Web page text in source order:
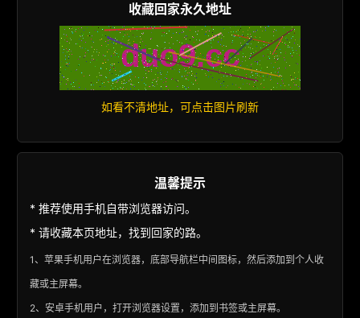
收藏回家永久地址
如看不清地址，可点击图片刷新
温馨提示
* 推荐使用手机自带浏览器访问。
* 请收藏本页地址，找到回家的路。
1、苹果手机用户在浏览器，底部导航栏中间图标，然后添加到个人收
藏或主屏幕。
2、安卓手机用户，打开浏览器设置，添加到书签或主屏幕。